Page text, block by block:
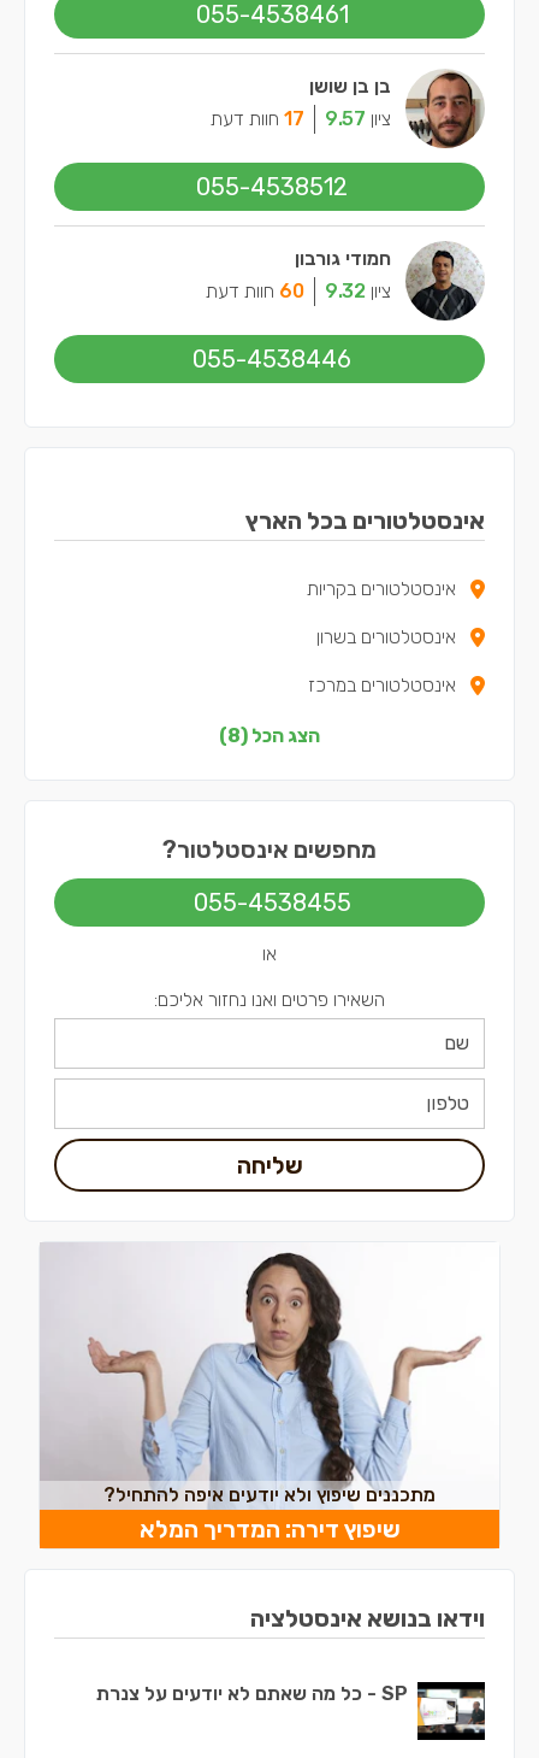
055-4538461
בן בן שושן
ציון 9.57
17 חוות דעת
055-4538512
חמודי גורבון
ציון 9.32
60 חוות דעת
055-4538446
אינסטלטורים בכל הארץ
אינסטלטורים בקריות
אינסטלטורים בשרון
אינסטלטורים במרכז
אינסטלטורים בצפון
אינסטלטורים בדרום
אינסטלטורים בירושלים
אינסטלטורים בתל אביב
הצג הכל (8)
מחפשים אינסטלטור?
055-4538455
או
השאירו פרטים ואנו נחזור אליכם:
שליחה
מתכננים שיפוץ ולא יודעים איפה להתחיל?
שיפוץ דירה: המדריך המלא
וידאו בנושא אינסטלציה
SP - כל מה שאתם לא יודעים על צנרת